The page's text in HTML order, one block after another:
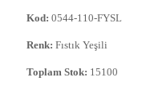
Kod: 0544-110-FYSL
Renk: Fıstık Yeşili
Toplam Stok: 15100